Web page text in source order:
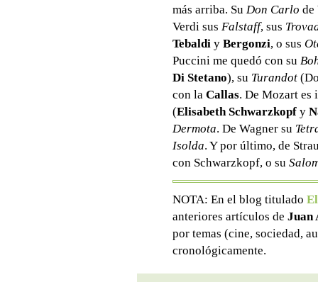
más arriba. Su Don Carlo de
Verdi sus Falstaff, sus
Tebaldi y Bergonzi, o sus
Puccini me quedó con su
Di Stetano), su Turandot
con la Callas. De Mozart es
(Elisabeth Schwarzkopf y
Dermota. De Wagner su
Isolda. Y por último, de
con Schwarzkopf, o su
NOTA: En el blog titulado
anteriores artículos de Juan
por temas (cine, sociedad,
cronológicamente.